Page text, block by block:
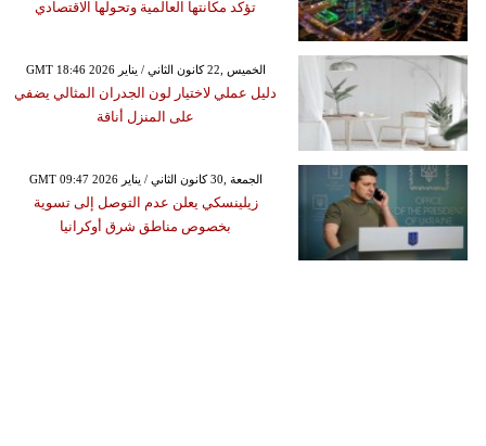
تؤكد مكانتها العالمية وتحولها الاقتصادي
GMT 18:46 2026 الخميس ,22 كانون الثاني / يناير
دليل عملي لاختيار لون الجدران المثالي يضفي
على المنزل أناقة
GMT 09:47 2026 الجمعة ,30 كانون الثاني / يناير
زيلينسكي يعلن عدم التوصل إلى تسوية
بخصوص مناطق شرق أوكرانيا